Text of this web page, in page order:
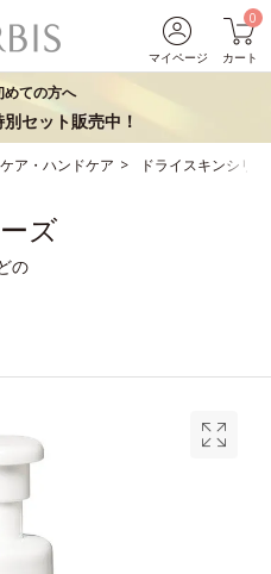
マイページ
0
カート
めての方へ
セット販売中！
ア・ハンドケア ドライスキンシリ
ズ
の